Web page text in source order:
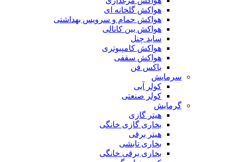
هواکش گلخانه ای
هواکش حمام و سرویس بهداشتی
هواکش بین کانالی
ساید چنل
هواکش کامپیوتری
هواکش سقفی
باکس فن
سرمایش
کولر آبی
کولر صنعتی
گرمایش
هیتر گازی
بخاری گازی خانگی
هیتر برقی
بخاری تابشی
بخاری برقی خانگی